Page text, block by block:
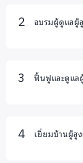
ช่วยเหลือจากภาย
อบรมผู้ดูแลผู้
ฟื้นฟูและดูแล
เยี่ยมบ้านผู้สู